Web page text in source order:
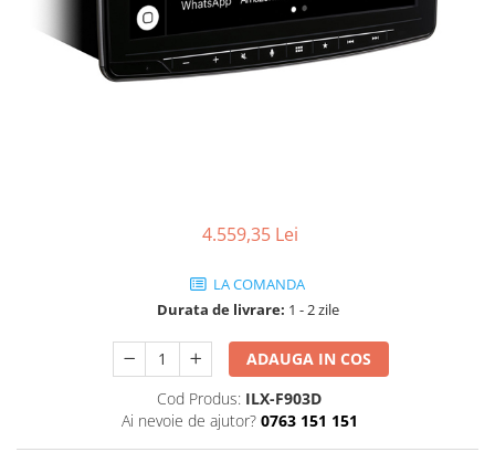
4.559,35 Lei
LA COMANDA
Durata de livrare: 1 - 2 zile
ADAUGA IN COS
Cod Produs: ILX-F903D
Ai nevoie de ajutor? 0763 151 151